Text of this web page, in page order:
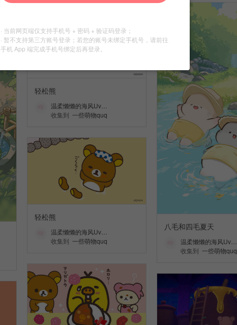
八毛和四毛夏天
温柔懒懒的海风Uv…
收集到 一些萌物quq
轻松熊
温柔懒懒的海风Uv…
收集到 一些萌物quq
轻松熊
温柔懒懒的海风Uv…
收集到 一些萌物quq
· 当前网页端仅支持手机号 + 密码 + 验证码登录；
· 暂不支持第三方账号登录；若您的账号未绑定手机号，请前往
手机 App 端完成手机号绑定后再登录。